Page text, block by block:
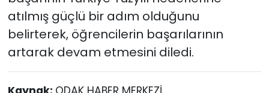
atılmış güçlü bir adım olduğunu
belirterek, öğrencilerin başarılarının
artarak devam etmesini diledi.